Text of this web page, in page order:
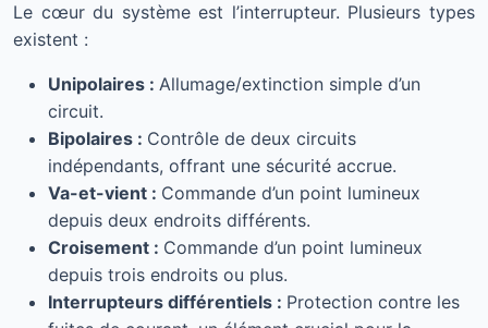
Le cœur du système est l’interrupteur. Plusieurs types
existent :
Unipolaires : Allumage/extinction simple d’un
circuit.
Bipolaires : Contrôle de deux circuits
indépendants, offrant une sécurité accrue.
Va-et-vient : Commande d’un point lumineux
depuis deux endroits différents.
Croisement : Commande d’un point lumineux
depuis trois endroits ou plus.
Interrupteurs différentiels : Protection contre les